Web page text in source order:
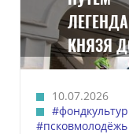
КНЯЗЯ
10.07.2026
#псковмолодёжь